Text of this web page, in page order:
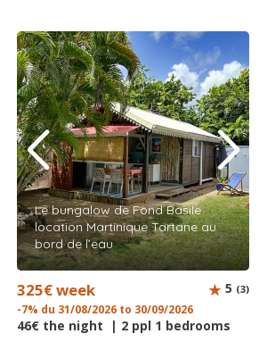
Le bungalow de Fond Basile
location Martinique Tartane au
bord de l’eau
325€ week
-7% du 31/08/2026 to 30/09/2026
46€ the night | 2 ppl 1 bedrooms
5 (3)